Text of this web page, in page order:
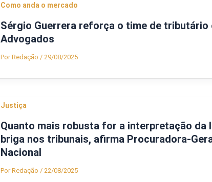
Como anda o mercado
Sérgio Guerrera reforça o time de tributário
Advogados
PorRedação / 29/08/2025
Justiça
Quanto mais robusta for a interpretação da
briga nos tribunais, afirma Procuradora-
Nacional
PorRedação / 22/08/2025